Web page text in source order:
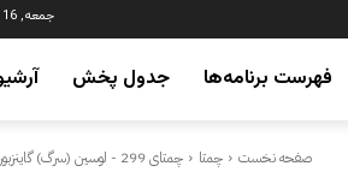
جمعه, 16 مرداد 1405
فهرست برنامه‌ها جدول پخش
صفحه نخست چمتا چمتای 299 - لوسین (سرگ) گاینزبورگ